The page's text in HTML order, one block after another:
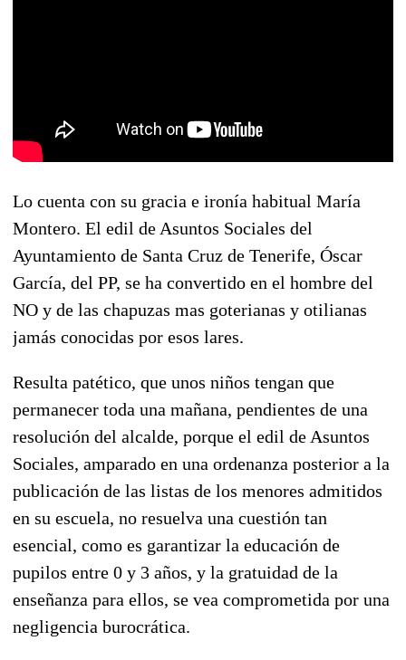
Lo cuenta con su gracia e ironía habitual María
Montero. El edil de Asuntos Sociales del
Ayuntamiento de Santa Cruz de Tenerife, Óscar
García, del PP, se ha convertido en el hombre del
NO y de las chapuzas mas goterianas y otilianas
jamás conocidas por esos lares.
Resulta patético, que unos niños tengan que
permanecer toda una mañana, pendientes de una
resolución del alcalde, porque el edil de Asuntos
Sociales, amparado en una ordenanza posterior a la
publicación de las listas de los menores admitidos
en su escuela, no resuelva una cuestión tan
esencial, como es garantizar la educación de
pupilos entre 0 y 3 años, y la gratuidad de la
enseñanza para ellos, se vea comprometida por una
negligencia burocrática.